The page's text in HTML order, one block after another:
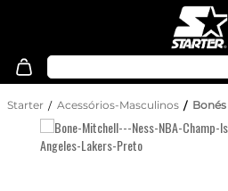
Starter Acessórios-Masculinos Bonés